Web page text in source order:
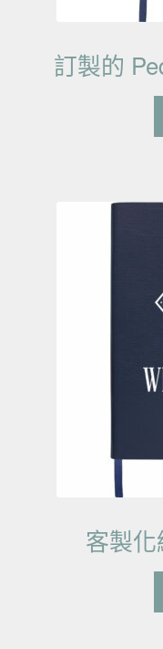
訂製的
客製